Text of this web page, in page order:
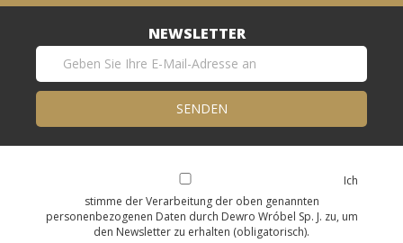
NEWSLETTER
Ich
stimme der Verarbeitung der oben genannten
personenbezogenen Daten durch Dewro Wróbel Sp. J. zu, um
den Newsletter zu erhalten (obligatorisch).